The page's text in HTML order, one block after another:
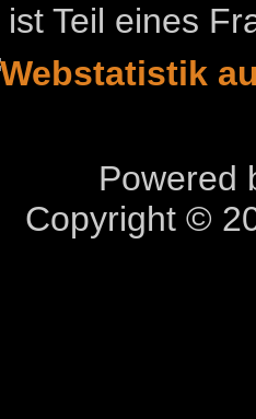
ist Teil eines
Powered
Copyright ©